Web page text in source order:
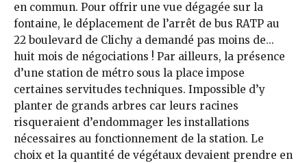
en commun. Pour offrir une vue dégagée sur la
fontaine, le déplacement de l’arrêt de bus RATP au
22 boulevard de Clichy a demandé pas moins de...
huit mois de négociations ! Par ailleurs, la présence
d’une station de métro sous la place impose
certaines servitudes techniques. Impossible d’y
planter de grands arbres car leurs racines
risqueraient d’endommager les installations
nécessaires au fonctionnement de la station. Le
choix et la quantité de végétaux devaient prendre en